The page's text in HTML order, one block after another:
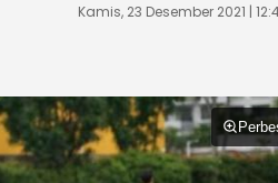
Kamis, 23 Desember 2021 |